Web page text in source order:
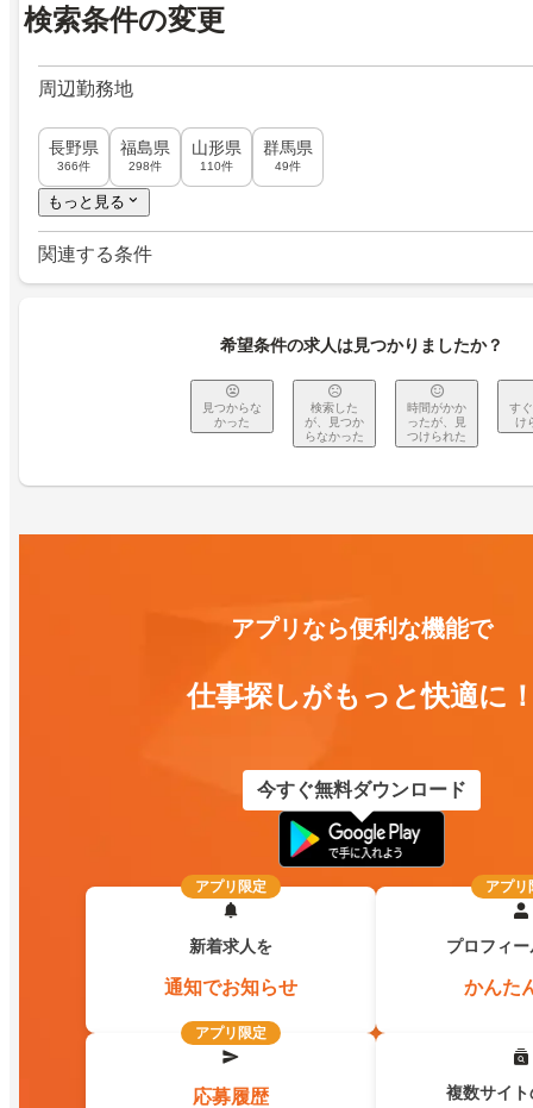
検索条件の変更
周辺勤務地
長野県
366件
福島県
298件
山形県
110件
群馬県
49件
もっと見る
関連する条件
希望条件の求人は見つかりましたか？
見つからな
かった
検索した
が、見つか
らなかった
時間がかか
ったが、見
つけられた
す
け
アプリなら便利な機能で
仕事探しがもっと快適に
今すぐ無料ダウンロード
アプリ限定
新着求人を
通知でお知らせ
アプリ
プロフィ
かんた
アプリ限定
応募履歴 複数サイ